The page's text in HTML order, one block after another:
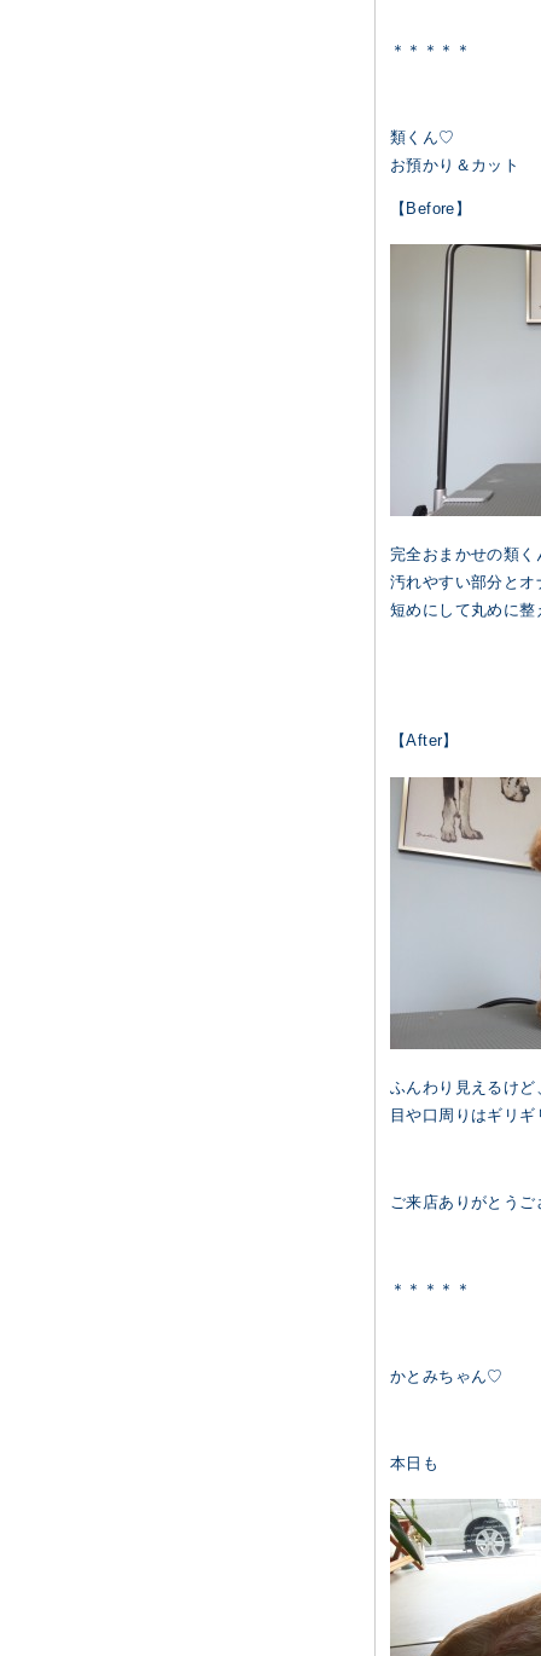
＊＊＊＊＊
類くん♡
お預かり＆カット
【Before】
完全おまかせの類く
汚れやすい部分と
短めにして丸めに
【After】
ふんわり見えるけど
目や口周りはギリ
ご来店ありがとう
＊＊＊＊＊
かとみちゃん♡
本日も